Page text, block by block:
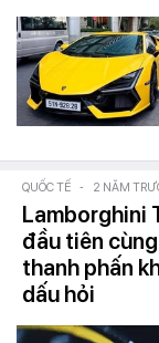
QUỐC TẾ - 2 NĂM
Lamborghini
đầu tiên
thanh phấn
dấu hỏi